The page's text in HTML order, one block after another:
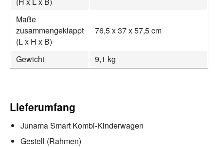
Maße
zusammengeklappt
(L x H x B)
76,5 x 37 x 57,5 cm
Gewicht 9,1 kg
Lieferumfang
Junama Smart Kombi-Kinderwagen
Gestell (Rahmen)